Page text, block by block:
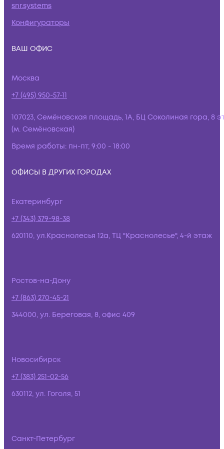
snr.systems
Конфигураторы
ВАШ ОФИС
Москва
+7 (495) 950-57-11
107023, Семёновская площадь, 1А, БЦ Соколиная гора, 8
(м. Семёновская)
Время работы: пн-пт, 9:00 - 18:00
ОФИСЫ В ДРУГИХ ГОРОДАХ
Екатеринбург
+7 (343) 379-98-38
620110, ул.Краснолесья 12а, ТЦ "Краснолесье", 4-й этаж
Ростов-на-Дону
+7 (863) 270-45-21
344000, ул. Береговая, 8, офис 409
Новосибирск
+7 (383) 251-02-56
630112, ул. Гоголя, 51
Санкт-Петербург